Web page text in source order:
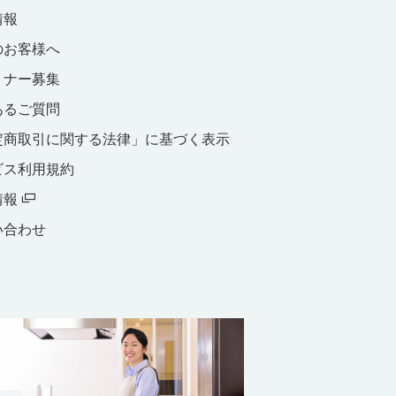
お客様へ
ナー募集
るご質問
商取引に関する法律」に基づく表示
ス利用規約
合わせ